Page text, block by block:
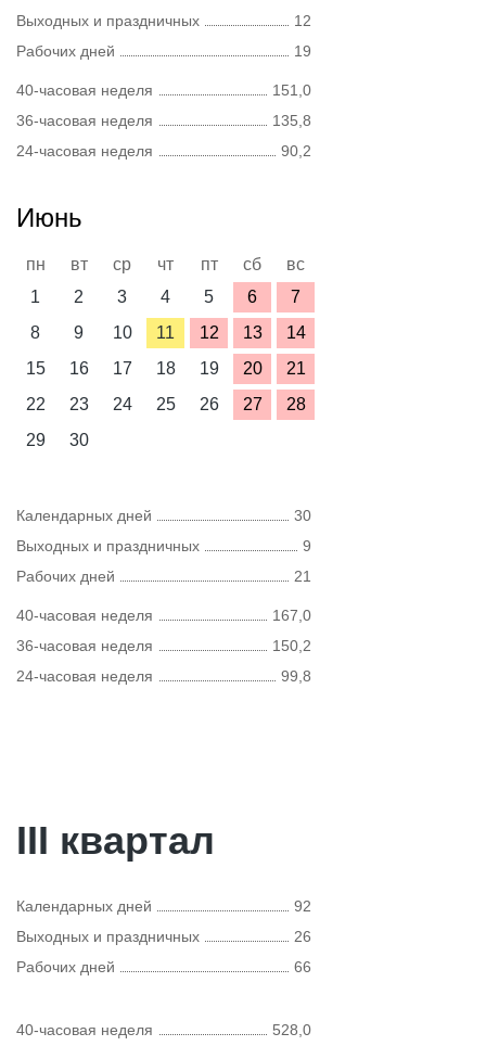
Выходных и праздничных
12
Рабочих дней
19
40-часовая неделя
151,0
36-часовая неделя
135,8
24-часовая неделя
90,2
Июнь
пн вт ср чт пт сб
вс
1
2 3 4 5 6
7
8
9 10 11 12 13
14
15
16 17 18 19 20
21
22
23 24 25 26 27
28
29
30
Календарных дней
30
Выходных и праздничных
9
Рабочих дней
21
40-часовая неделя
167,0
36-часовая неделя
150,2
24-часовая неделя
99,8
III квартал
Календарных дней
92
Выходных и праздничных
26
Рабочих дней
66
40-часовая неделя 528,0